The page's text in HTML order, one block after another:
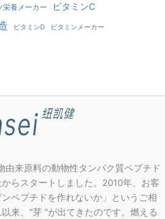
栄養メーカー ビタミンC
ビタミンD ビタミンメーカー
来原料の動物性タンパク質ペプチド
らスタートしました。2010年、お客
ペプチドを作れないか」というご相
来、"芽 "が出てきたのです。燃える